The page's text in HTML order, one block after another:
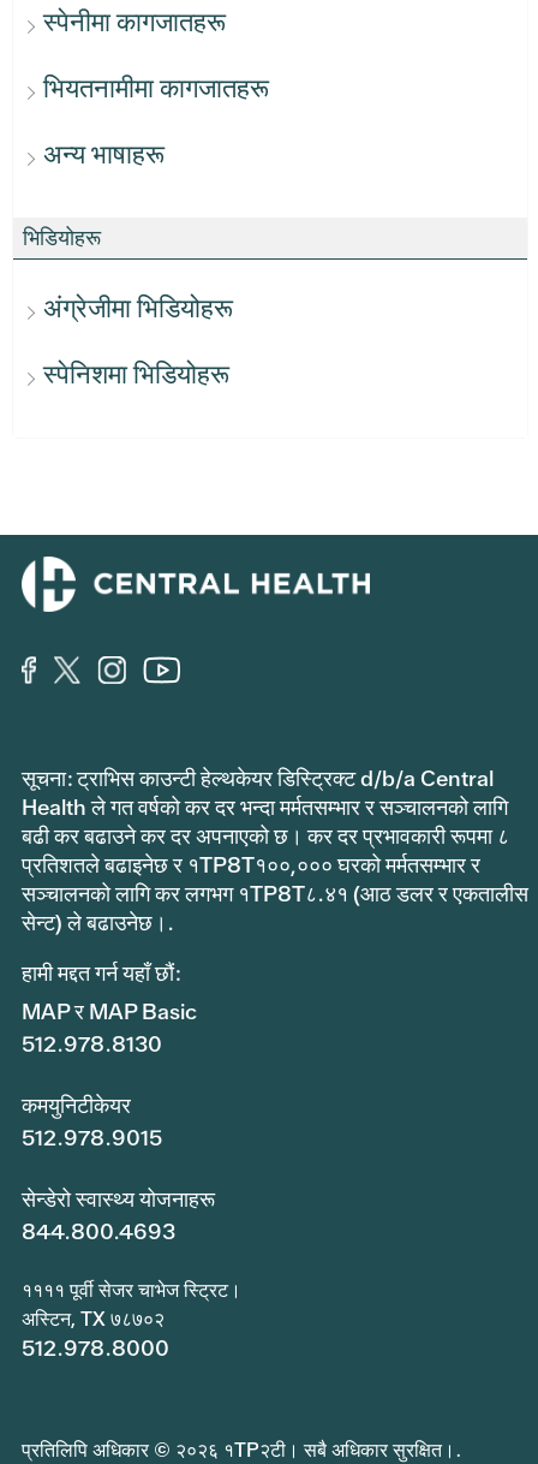
स्पेनीमा कागजातहरू
भियतनामीमा कागजातहरू
अन्य भाषाहरू
भिडियोहरू
अंग्रेजीमा भिडियोहरू
स्पेनिशमा भिडियोहरू
सूचना: ट्राभिस काउन्टी हेल्थकेयर डिस्ट्रिक्ट d/b/a Central
Health ले गत वर्षको कर दर भन्दा मर्मतसम्भार र सञ्चालनको लागि
बढी कर बढाउने कर दर अपनाएको छ। कर दर प्रभावकारी रूपमा ८
प्रतिशतले बढाइनेछ र १TP8T१००,००० घरको मर्मतसम्भार र
सञ्चालनको लागि कर लगभग १TP8T८.४१ (आठ डलर र एकतालीस
सेन्ट) ले बढाउनेछ।.
हामी मद्दत गर्न यहाँ छौं:
MAP र MAP Basic
512.978.8130
कमयुनिटीकेयर
512.978.9015
सेन्डेरो स्वास्थ्य योजनाहरू
844.800.4693
११११ पूर्वी सेजर चाभेज स्ट्रिट।
अस्टिन, TX ७८७०२
512.978.8000
प्रतिलिपि अधिकार © २०२६ १TP२टी। सबै अधिकार सुरक्षित।.